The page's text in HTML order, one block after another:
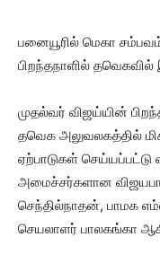
பனையூரில் மெகா
பிறந்தநாளில்
முதல்வர் விஜய்யின்
தவெக அலுவலகத்தில்
ஏற்பாடுகள் செய்யப்பட்டு
அமைச்சர்களான
செந்தில்நாதன், பாமக
செயலாளர் பாலகங்கா